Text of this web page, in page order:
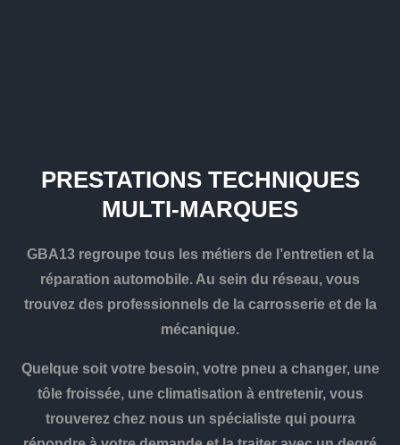
PRESTATIONS TECHNIQUES
MULTI-MARQUES
GBA13 regroupe tous les métiers de l’entretien et la
réparation automobile. Au sein du réseau, vous
trouvez des professionnels de la carrosserie et de la
mécanique.
Quelque soit votre besoin, votre pneu a changer, une
tôle froissée, une climatisation à entretenir, vous
trouverez chez nous un spécialiste qui pourra